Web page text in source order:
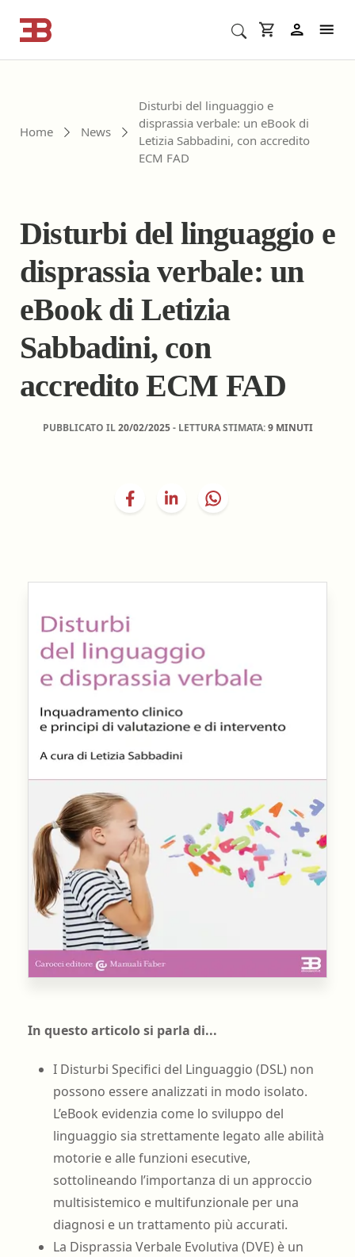
Home News
Disturbi del linguaggio e
disprassia verbale: un eBook di
Letizia Sabbadini, con accredito
ECM FAD
Disturbi del linguaggio e
disprassia verbale: un
eBook di Letizia
Sabbadini, con
accredito ECM FAD
PUBBLICATO IL20/02/2025- LETTURA STIMATA:9 MINUTI
In questo articolo si parla di...
I Disturbi Specifici del Linguaggio (DSL) non
possono essere analizzati in modo isolato.
L’eBook evidenzia come lo sviluppo del
linguaggio sia strettamente legato alle abilità
motorie e alle funzioni esecutive,
sottolineando l’importanza di un approccio
multisistemico e multifunzionale per una
diagnosi e un trattamento più accurati.
La Disprassia Verbale Evolutiva (DVE) è un